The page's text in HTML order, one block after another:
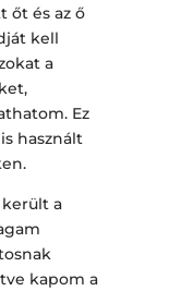
őt és az ő
kell
a
Ez
használt
került a
kapom a